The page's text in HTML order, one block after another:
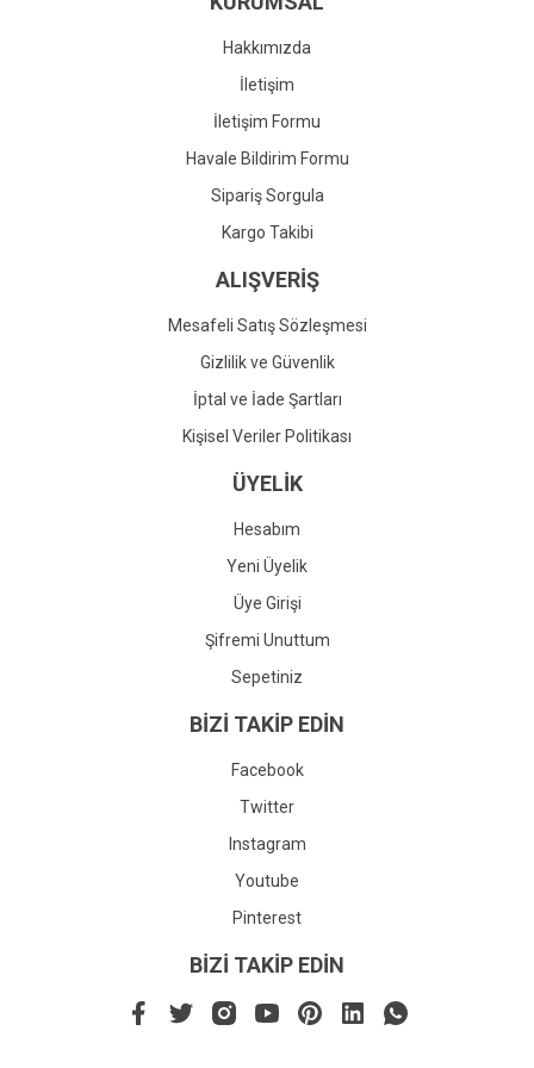
Gönder
Hakkımızda
İletişim
İletişim Formu
Havale Bildirim Formu
Sipariş Sorgula
Kargo Takibi
ALIŞVERİŞ
Mesafeli Satış Sözleşmesi
Gizlilik ve Güvenlik
İptal ve İade Şartları
Kişisel Veriler Politikası
ÜYELİK
Hesabım
Yeni Üyelik
Üye Girişi
Şifremi Unuttum
Sepetiniz
BİZİ TAKİP EDİN
Facebook
Twitter
Instagram
Youtube
Pinterest
BİZİ TAKİP EDİN